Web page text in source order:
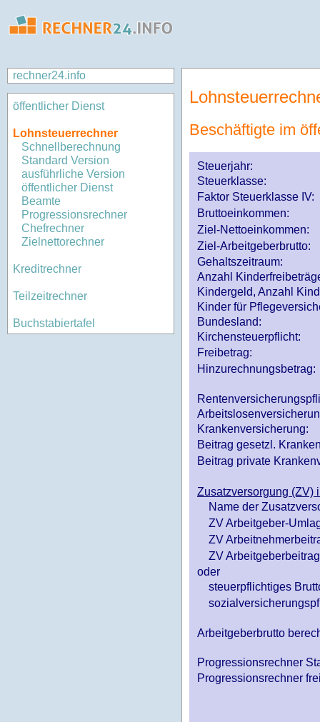
rechner24.info
öffentlicher Dienst
Lohnsteuerrechner
Schnellberechnung
Standard Version
ausführliche Version
öffentlicher Dienst
Beamte
Progressionsrechner
Chefrechner
Zielnettorechner
Kreditrechner
Teilzeitrechner
Buchstabiertafel
Beschäftigte im
Steuerjahr:
Steuerklasse:
Faktor Steuerklasse IV:
Bruttoeinkommen:
Ziel-Nettoeinkommen:
Ziel-Arbeitgeberbrutto:
Gehaltszeitraum:
Anzahl
Kindergeld, Anzahl
Kinder für
Bundesland:
Kirchensteuerpflicht:
Freibetrag:
Hinzurechnungsbetrag:
Krankenversicherung:
Beitrag gesetzl.
Beitrag private
Zusatzversorgung (ZV)
Name der
ZV Arbeitgeber-
ZV
ZV
oder
steuerpflichtiges
Arbeitgeberbrutto
Progressionsrechner
Progressionsrechner